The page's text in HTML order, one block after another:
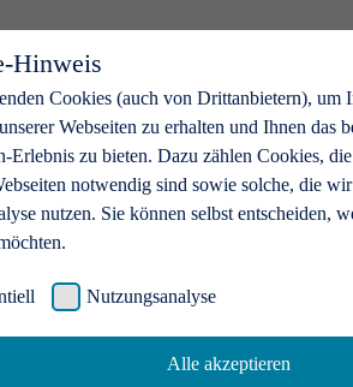
Hinweis
Cookies (auch von Drittanbietern), um
Webseiten zu erhalten und Ihnen das
Erlebnis zu bieten. Dazu zählen Cookies,
notwendig sind sowie solche, die
nutzen. Sie können selbst entscheiden,
Nutzungsanalyse
Alle akzeptieren
Ideen eine Bühne